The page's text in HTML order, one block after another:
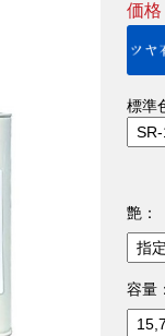
価格
標準
艶：
容量：